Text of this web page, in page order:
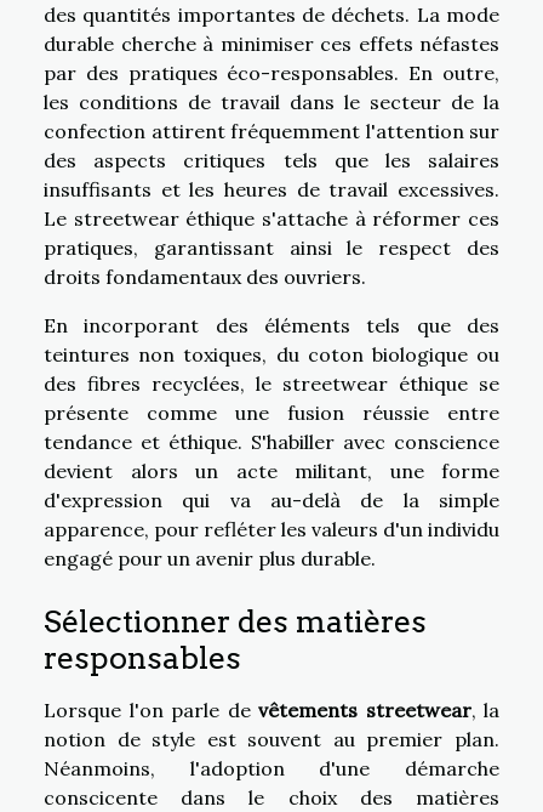
des quantités importantes de déchets. La mode
durable cherche à minimiser ces effets néfastes
par des pratiques éco-responsables. En outre,
les conditions de travail dans le secteur de la
confection attirent fréquemment l'attention sur
des aspects critiques tels que les salaires
insuffisants et les heures de travail excessives.
Le streetwear éthique s'attache à réformer ces
pratiques, garantissant ainsi le respect des
droits fondamentaux des ouvriers.
En incorporant des éléments tels que des
teintures non toxiques, du coton biologique ou
des fibres recyclées, le streetwear éthique se
présente comme une fusion réussie entre
tendance et éthique. S'habiller avec conscience
devient alors un acte militant, une forme
d'expression qui va au-delà de la simple
apparence, pour refléter les valeurs d'un individu
engagé pour un avenir plus durable.
Sélectionner des matières
responsables
Lorsque l'on parle de vêtements streetwear, la
notion de style est souvent au premier plan.
Néanmoins, l'adoption d'une démarche
conscicente dans le choix des matières